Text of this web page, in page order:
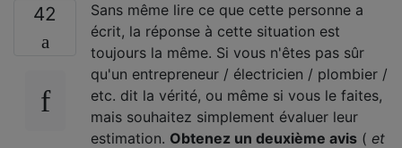
42
Sans même lire ce que cette personne a
écrit, la réponse à cette situation est
toujours la même. Si vous n'êtes pas sûr
qu'un entrepreneur / électricien / plombier /
etc. dit la vérité, ou même si vous le faites,
mais souhaitez simplement évaluer leur
estimation. Obtenez un deuxième avis ( et